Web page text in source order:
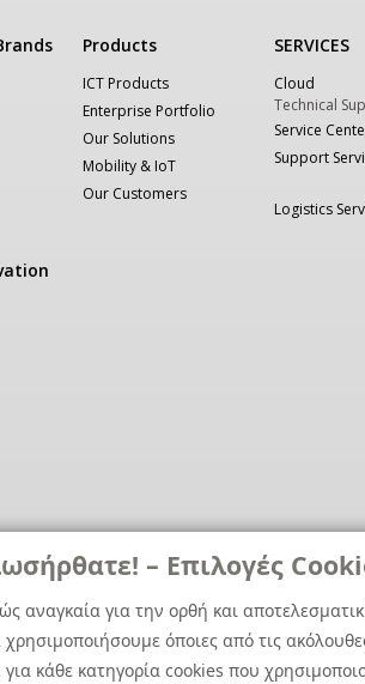
– Επιλογές
αναγκαία για την ορθή και
όποιες από τις
κάθε κατηγορία cookies που
Products
ICT Products
Enterprise Portfolio
Our Solutions
Mobility & IoT
Our Customers
SERVICES
Cloud
Technical
Service
Support
Logistics